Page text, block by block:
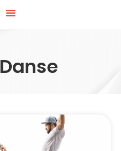
Danse